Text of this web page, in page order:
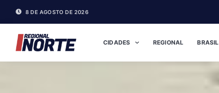
8 DE AGOSTO DE 2026
CIDADES REGIONAL BRASIL